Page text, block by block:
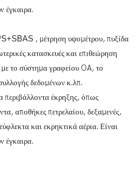
έγκαιρα.
, μέτρηση υψομέτρου, πυξίδα
κατασκευές και επιθεώρηση
με το σύστημα γραφείου OA, το
δεδομένων κ.λπ.
περιβάλλοντα έκρηξης, όπως
αποθήκες πετρελαίου, δεξαμενές,
και εκρηκτικά αέρια. Είναι
έγκαιρα.